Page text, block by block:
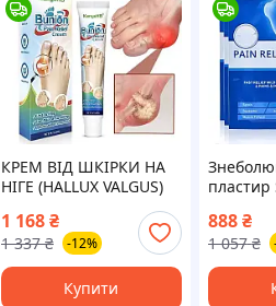
КРЕМ ВІД ШКІРКИ НА
НІГЕ (HALLUX VALGUS)
Cream — комфорт,
легкість і турбота про
ваші ноги щодня
1 168₴
1 337 ₴ -12%
Купити
888₴
1 057 ₴